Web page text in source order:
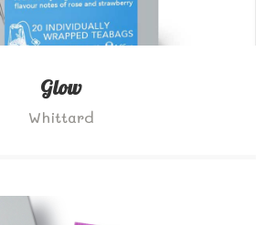
Glow
Whittard